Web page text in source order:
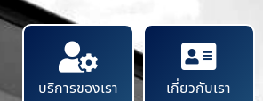
บริการของเรา เกี่ยวกับเรา